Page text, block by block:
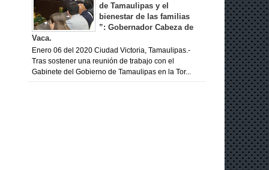
de Tamaulipas y el
bienestar de las familias
”: Gobernador Cabeza de
Vaca.
Enero 06 del 2020 Ciudad Victoria, Tamaulipas.-
Tras sostener una reunión de trabajo con el
Gabinete del Gobierno de Tamaulipas en la Tor...